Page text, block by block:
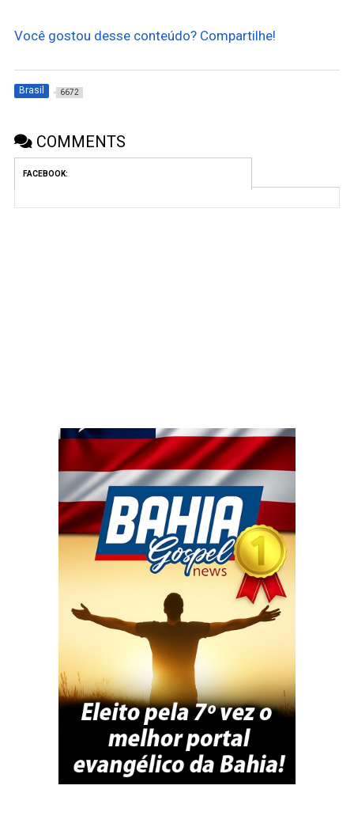
Você gostou desse conteúdo? Compartilhe!
Brasil 6672
COMMENTS
FACEBOOK: